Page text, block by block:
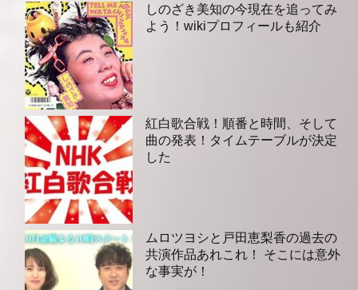
しのざき美知の今現在を追ってみ
よう！wikiプロフィールも紹介
紅白歌合戦！順番と時間、そして
曲の発表！タイムテーブルが決定
した
ムロツヨシと戸田恵梨香の過去の
共演作品あれこれ！ そこには意外
な事実が！